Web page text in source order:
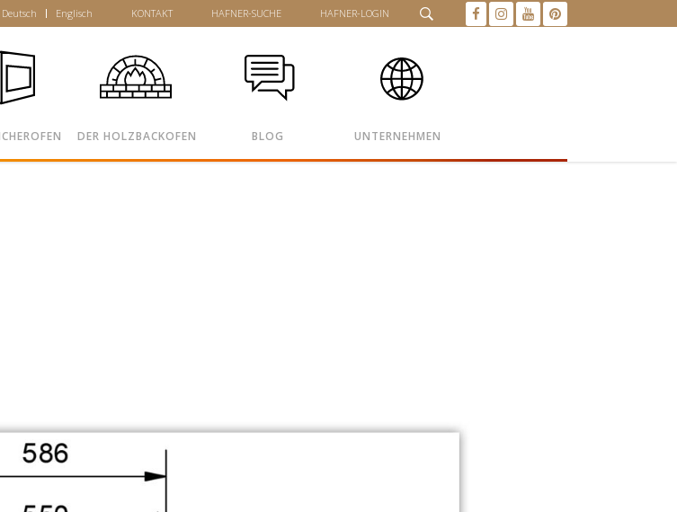
Deutsch Englisch KONTAKT HAFNER-SUCHE HAFNER-LOGIN
DER HOLZBACKOFEN BLOG UNTERNEHMEN